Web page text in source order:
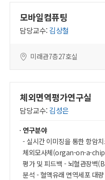
모바일컴퓨팅
담당교수: 김상철
미래관7층27호실
체외면역평가연구실
담당교수: 김성은
연구분야
- 실시간 이미징을 통한 항암
체외모사체(organ-on-a-
평가 및 피드백 - 뇌혈관장벽
분석 - 혈액유래 면역세포 대